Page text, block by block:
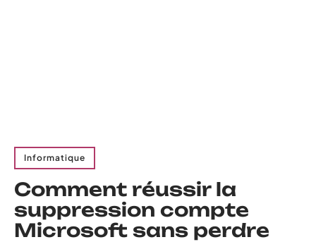
Informatique
Comment réussir la
suppression compte
Microsoft sans perdre